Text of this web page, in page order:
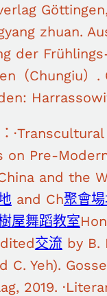
zhuan.
der
（Chungiu）.
·Transcultural
on Pre-
and the
and Ch聚會
屋舞蹈教室
交流 by B.
C. Yeh).
2019.